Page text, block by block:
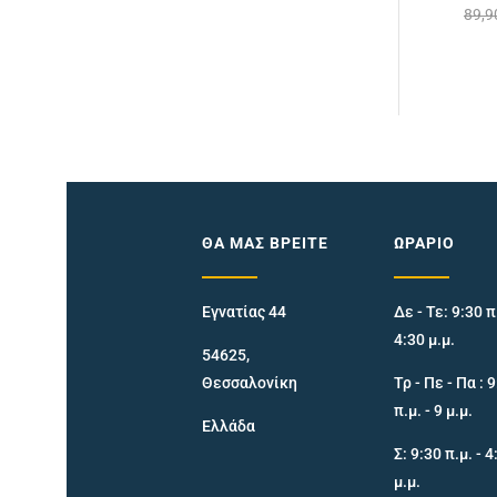
ΘΑ ΜΑΣ ΒΡΕΊΤΕ
Εγνατίας 44
54625,
Θεσσαλονίκη
Ελλάδα
ΩΡΆΡΙΟ
Δε - Τε: 9:30
4:30 μ.μ.
Τρ - Πε - Πα :
π.μ. - 9 μ.μ.
Σ: 9:30 π.μ. -
μ.μ.